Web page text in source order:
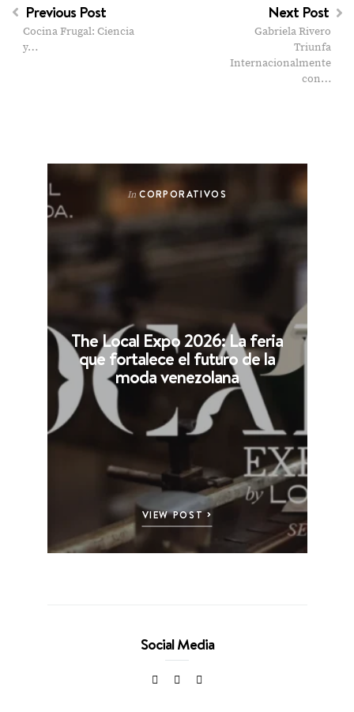
Previous Post
Cocina Frugal: Ciencia
y…
Next Post
Gabriela Rivero
Triunfa
Internacionalmente
con…
In CORPORATIVOS
The Local Expo 2026: La feria
que fortalece el futuro de la
moda venezolana
VIEW POST
Social Media